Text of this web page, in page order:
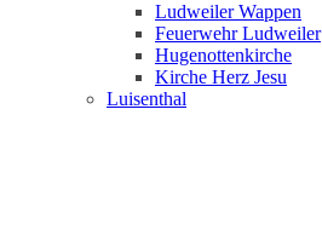
Ludweiler Wappen
Feuerwehr Ludweiler
Hugenottenkirche
Kirche Herz Jesu
Luisenthal